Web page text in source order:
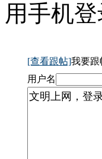
用手机
[查看跟帖]我要跟
用户名